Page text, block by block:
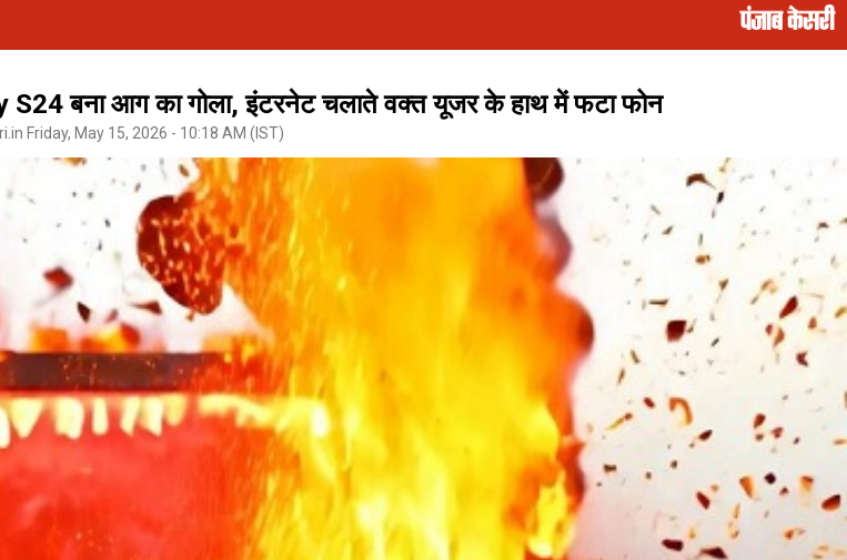
बना आग का गोला, इंटरनेट चलाते वक्त यूजर के हाथ में फटा फोन
Friday, May 15, 2026 - 10:18 AM (IST)